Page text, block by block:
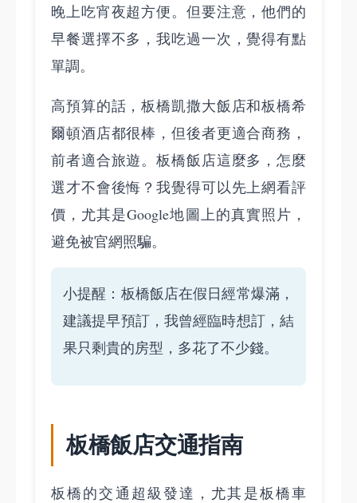
晚上吃宵夜超方便。但要注意，他們的
早餐選擇不多，我吃過一次，覺得有點
單調。
高預算的話，板橋凱撒大飯店和板橋希
爾頓酒店都很棒，但後者更適合商務，
前者適合旅遊。板橋飯店這麼多，怎麼
選才不會後悔？我覺得可以先上網看評
價，尤其是Google地圖上的真實照片，
避免被官網照騙。
小提醒：板橋飯店在假日經常爆滿，
建議提早預訂，我曾經臨時想訂，結
果只剩貴的房型，多花了不少錢。
板橋飯店交通指南
板橋的交通超級發達，尤其是板橋車